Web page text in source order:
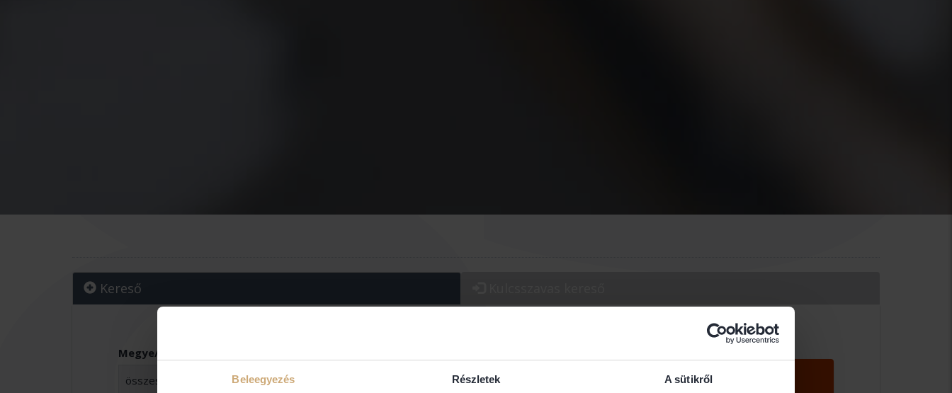
Beleegyezés Részletek A sütikről
Kereső
Megye/Budapest: